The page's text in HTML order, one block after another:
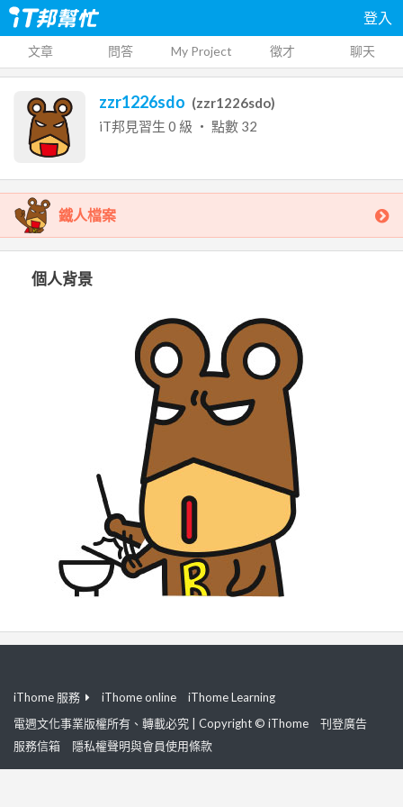
登入
文章 問答 My Project 徵才 聊天
zzr1226sdo (zzr1226sdo)
iT邦見習生 0 級 ‧ 點數 32
鐵人檔案
個人背景
iThome 服務 iThome online
iThome Learning
電週文化事業版權所有、轉載必究 | Copyright © iThome
刊登廣告
服務信箱
隱私權聲明與會員使用條款